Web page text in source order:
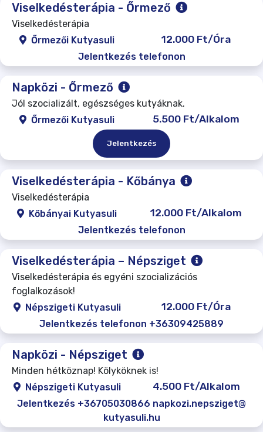
Viselkedésterápia - Őrmező
Viselkedésterápia
Őrmezői Kutyasuli
12.000 Ft/Óra
Jelentkezés telefonon
Napközi - Őrmező
Jól szocializált, egészséges kutyáknak.
Őrmezői Kutyasuli
5.500 Ft/Alkalom
Jelentkezés
Viselkedésterápia - Kőbánya
Viselkedésterápia
Kőbányai Kutyasuli
12.000 Ft/Alkalom
Jelentkezés telefonon
Viselkedésterápia – Népsziget
Viselkedésterápia és egyéni szocializációs
foglalkozások!
Népszigeti Kutyasuli
12.000 Ft/Óra
Jelentkezés telefonon +36309425889
Napközi - Népsziget
Minden hétköznap! Kölyköknek is!
Népszigeti Kutyasuli
4.500 Ft/Alkalom
Jelentkezés +36705030866 napkozi.nepsziget@
kutyasuli.hu